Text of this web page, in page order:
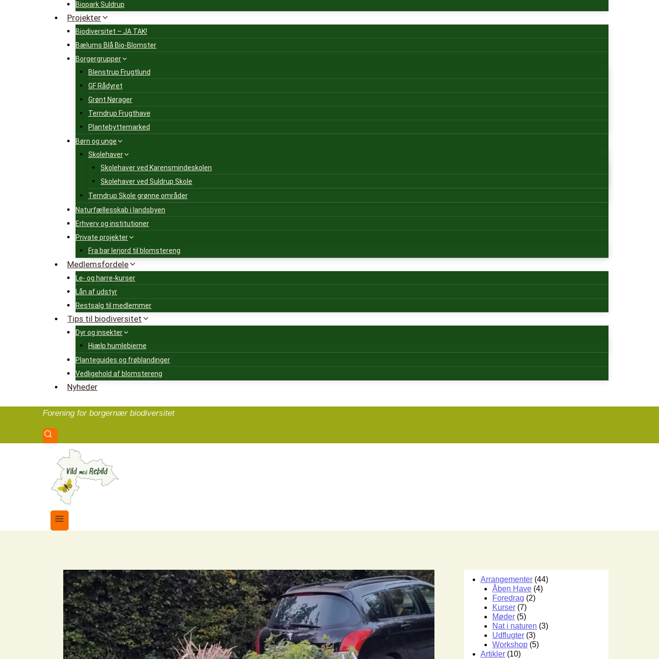
Biopark Suldrup
Projekter
Biodiversitet – JA TAK!
Bælums Blå Bio-Blomster
Borgergrupper
Blenstrup Frugtlund
GF Rådyret
Grønt Nørager
Terndrup Frugthave
Plantebyttemarked
Børn og unge
Skolehaver
Skolehaver ved Karensmindeskolen
Skolehaver ved Suldrup Skole
Terndrup Skole grønne områder
Naturfællesskab i landsbyen
Erhverv og institutioner
Private projekter
Fra bar lerjord til blomstereng
Medlemsfordele
Le- og harre-kurser
Lån af udstyr
Restsalg til medlemmer
Tips til biodiversitet
Dyr og insekter
Hjælp humlebierne
Planteguides og frøblandinger
Vedligehold af blomstereng
Nyheder
Forening for borgernær biodiversitet
Arrangementer (44)
Åben Have (4)
Foredrag (2)
Kurser (7)
Møder (5)
Nat i naturen (3)
Udflugter (3)
Workshop (5)
Artikler (10)